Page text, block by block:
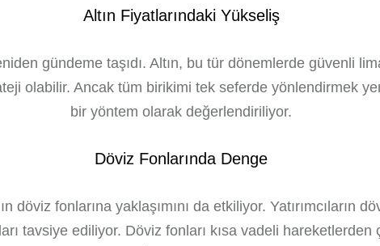
Altın Fiyatlarındaki Yükseliş
gündeme taşıdı. Altın, bu tür dönemlerde güvenli
olabilir. Ancak tüm birikimi tek seferde yönlendirmek
bir yöntem olarak değerlendiriliyor.
Döviz Fonlarında Denge
döviz fonlarına yaklaşımını da etkiliyor.
tavsiye ediliyor. Döviz fonları kısa vadeli